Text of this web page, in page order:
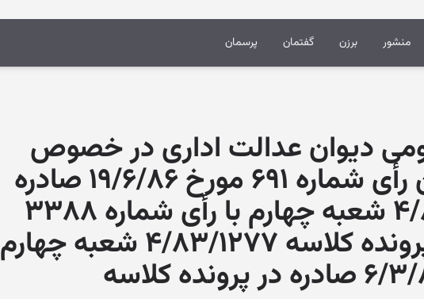
منشور برزن گفتمان پرسمان
هیأت عمومی دیوان عدالت اداری در خصوص
اعلام تعارض آراء فی مابین رأی شماره ۶۹۱ مورخ ۱۹/۶/۸۶ صادره
در پرونده کلاسه ۴/۸۵/۱۸۷۲ شعبه چهارم با رأی شماره ۳۳۸۸
مورخ ۱۱/۱۲/۸۳ صادره در پرونده کلاسه ۴/۸۳/۱۲۷۷ شعبه چهارم
ورأی شماره ۱۰۴۶ مورخ ۶/۳/۸۵ صادره در پرونده کلاسه